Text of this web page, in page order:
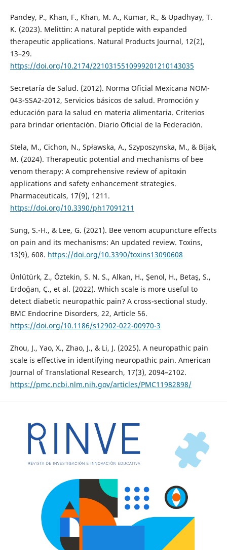
Pandey, P., Khan, F., Khan, M. A., Kumar, R., & Upadhyay, T.
K. (2023). Melittin: A natural peptide with expanded
therapeutic applications. Natural Products Journal, 12(2),
13–29.
https://doi.org/10.2174/2210315510999201210143035
Secretaría de Salud. (2012). Norma Oficial Mexicana NOM-
043-SSA2-2012, Servicios básicos de salud. Promoción y
educación para la salud en materia alimentaria. Criterios
para brindar orientación. Diario Oficial de la Federación.
Stela, M., Cichon, N., Spławska, A., Szyposzynska, M., & Bijak,
M. (2024). Therapeutic potential and mechanisms of bee
venom therapy: A comprehensive review of apitoxin
applications and safety enhancement strategies.
Pharmaceuticals, 17(9), 1211.
https://doi.org/10.3390/ph17091211
Sung, S.-H., & Lee, G. (2021). Bee venom acupuncture effects
on pain and its mechanisms: An updated review. Toxins,
13(9), 608. https://doi.org/10.3390/toxins13090608
Ünlütürk, Z., Öztekin, S. N. S., Alkan, H., Şenol, H., Betaş, S.,
Erdoğan, Ç., et al. (2022). Which scale is more useful to
detect diabetic neuropathic pain? A cross-sectional study.
BMC Endocrine Disorders, 22, Article 56.
https://doi.org/10.1186/s12902-022-00970-3
Zhou, J., Yao, X., Zhao, J., & Li, J. (2025). A neuropathic pain
scale is effective in identifying neuropathic pain. American
Journal of Translational Research, 17(3), 2094–2102.
https://pmc.ncbi.nlm.nih.gov/articles/PMC11982898/